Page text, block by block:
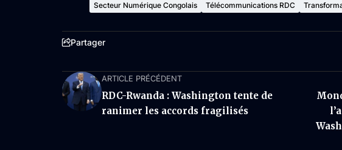
Secteur Numérique Congolais
Télécommunications RDC
Partager
ARTICLE PRÉCÉDENT
RDC-Rwanda : Washington tente de
ranimer les accords fragilisés